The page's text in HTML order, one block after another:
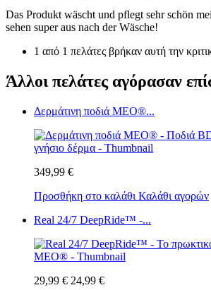
Das Produkt wäscht und pflegt sehr schön
sehen super aus nach der Wäsche!
1 από 1 πελάτες βρήκαν αυτή την
Άλλοι πελάτες αγόρασαν
Δερμάτινη ποδιά MEO®...
349,99 €
Προσθήκη στο καλάθι Καλάθι αγορών
Real 24/7 DeepRide™ -...
29,99 € 24,99 €